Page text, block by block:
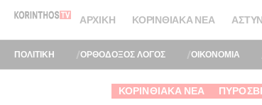
ΑΡΧΙΚΉ ΚΟΡΙΝΘΙΑΚΆ ΝΈΑ
ΠΟΛΙΤΙΚΗ ΟΡΘΟΔΟΞΟΣ ΛΟΓΟΣ ΟΙΚΟΝΟΜΙΑ
ΚΟΡΙΝΘΙΑΚΆ ΝΈΑ